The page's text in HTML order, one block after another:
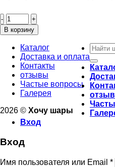
товара
Букет
“Облако”
В корзину
Каталог
Доставка и оплата
Контакты
отзывы
Частые вопросы
Галерея
2026 © Хочу шары
Вход
Вход
Имя пользователя или Email *